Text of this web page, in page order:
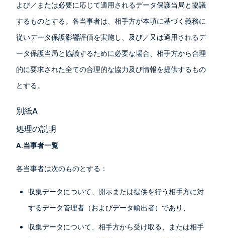
よび／または必要に応じて適用されるデータ保護当局と協議
するものとする。各当事者は、相手方が本項に基づく義務に
従いデータ保護影響評価を実施し、及び／又は適用されるデ
ータ保護当局と協議するために必要な場合、相手方から合理
的に要求された全ての合理的な協力及び情報を提供するもの
とする。
別紙A
処理の説明
A.当事者一覧
各当事者は次のものとする：
収集データについて、開示または提供を行う相手方に対
するデータ管理者（およびデータ輸出者）であり、
収集データについて、相手方から受け取る、または相手